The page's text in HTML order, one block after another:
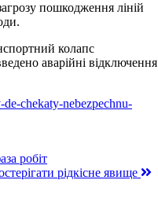
пошкодження ліній
колапс
аварійні відключення
chekaty-nebezpechnu-
робіт
рідкісне явище